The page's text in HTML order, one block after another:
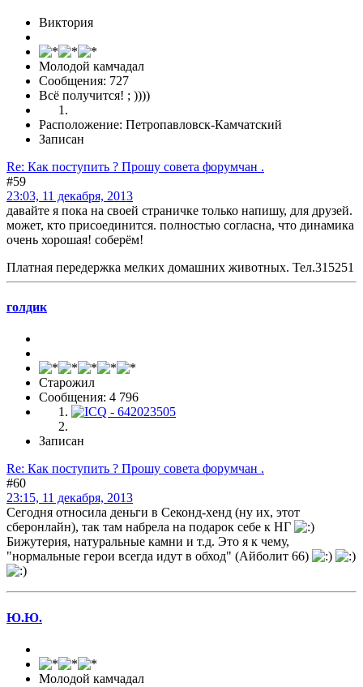
Виктория
Молодой камчадал
Сообщения: 727
Всё получится! ; ))))
Расположение: Петропавловск-Камчатский
Записан
Re: Как поступить ? Прошу совета форумчан .
#59
23:03, 11 декабря, 2013
давайте я пока на своей страничке только напишу, для друзей.
может, кто присоединится. полностью согласна, что динамика
очень хорошая! соберём!
Платная передержка мелких домашних животных. Тел.315251
голдик
Старожил
Сообщения: 4 796
Записан
Re: Как поступить ? Прошу совета форумчан .
#60
23:15, 11 декабря, 2013
Сегодня относила деньги в Секонд-хенд (ну их, этот
сберонлайн), так там набрела на подарок себе к НГ
Бижутерия, натуральные камни и т.д. Это я к чему,
"нормальные герои всегда идут в обход" (Айболит 66)
Ю.Ю.
Молодой камчадал